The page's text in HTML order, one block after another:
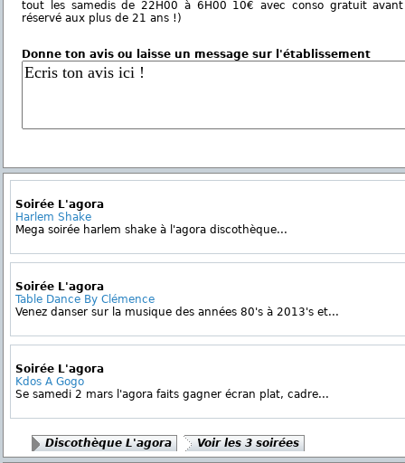
tout les samedis de 22H00 à 6H00 10€ avec conso gratuit
réservé aux plus de 21 ans !)
Donne ton avis ou laisse un message sur l'établissement
Soirée L'agora
Harlem Shake
Mega soirée harlem shake à l'agora discothèque...
Soirée L'agora
Table Dance By Clémence
Venez danser sur la musique des années 80's à 2013's et...
Soirée L'agora
Kdos A Gogo
Se samedi 2 mars l'agora faits gagner écran plat, cadre...
Discothèque L'agora Voir les 3 soirées